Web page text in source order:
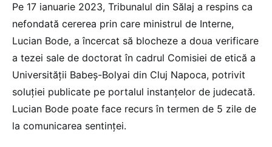
Pe 17 ianuarie 2023, Tribunalul din Sălaj a respins ca
nefondată cererea prin care ministrul de Interne,
Lucian Bode, a încercat să blocheze a doua verificare
a tezei sale de doctorat în cadrul Comisiei de etică a
Universității Babeș-Bolyai din Cluj Napoca, potrivit
soluției publicate pe portalul instanțelor de judecată.
Lucian Bode poate face recurs în termen de 5 zile de
la comunicarea sentinței.